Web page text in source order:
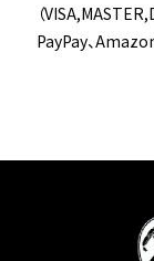
（
PayPay、